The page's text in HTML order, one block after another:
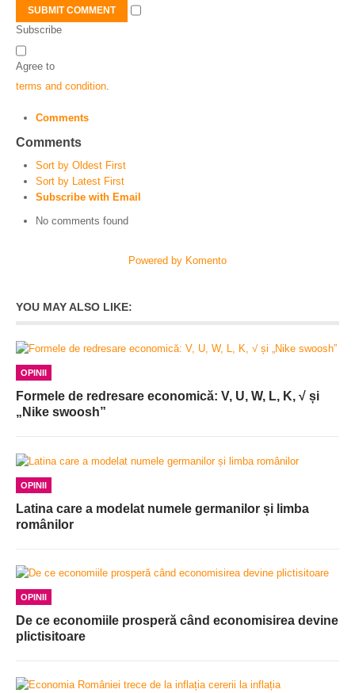
SUBMIT COMMENT
Subscribe
Agree to
terms and condition
Comments
Comments
Sort by Oldest First
Sort by Latest First
Subscribe with Email
No comments found
Powered by Komento
YOU MAY ALSO LIKE:
OPINII
Formele de redresare economică: V, U, W, L, K, √ și
„Nike swoosh”
OPINII
Latina care a modelat numele germanilor și limba
românilor
OPINII
De ce economiile prosperă când economisirea devine
plictisitoare